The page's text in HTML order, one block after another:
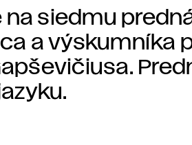
siedmu
a výskumníka